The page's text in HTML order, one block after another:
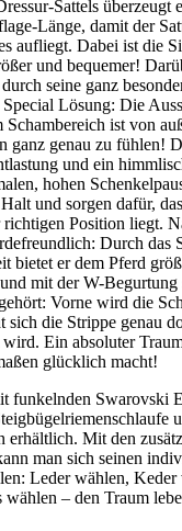
Sattels überzeugt
Länge, damit der
aufliegt. Dabei ist die
und bequemer!
seine ganz
Lösung: Die
Schambereich ist von
ganz genau zu fühlen!
und ein
hohen
und sorgen dafür,
richtigen Position liegt.
Durch das
bietet er dem Pferd
mit der W-Begurtung
Vorne wird die
sich die Strippe genau
Ein absoluter
glücklich macht!
funkelnden Swarovski
erhältlich. Mit den
man sich seinen
Leder wählen, Keder
wählen – den Traum